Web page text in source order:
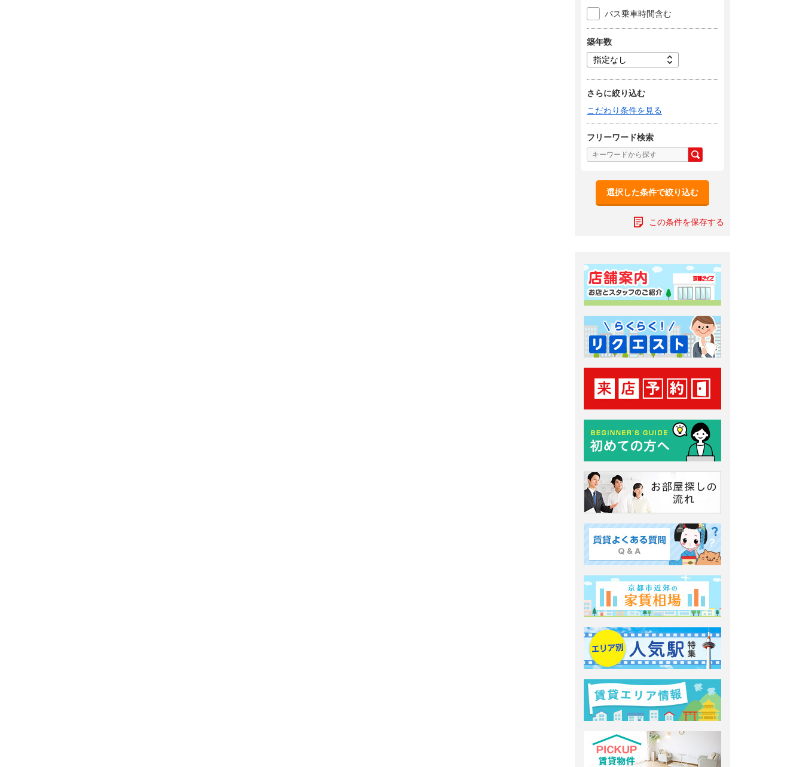
バス乗車時間含む
築年数
さらに絞り込む
こだわり条件を見る
フリーワード検索
選択した条件で絞り込む
この条件を保存する